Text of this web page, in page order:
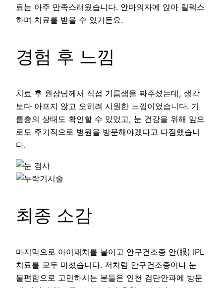
료는 아주 만족스러웠습니다. 안마의자에 앉아 릴렉스
하며 치료를 받을 수 있거든요.
경험 후 느낌
치료 후 원장님께서 직접 기름샘을 짜주셨는데, 생각
보다 아프지 않고 오히려 시원한 느낌이었습니다. 기
름층의 상태도 확인할 수 있었고, 눈 건강을 위해 앞으
로도 주기적으로 병원을 방문해야겠다고 다짐했습니
다.
최종 소감
마지막으로 아이패치를 붙이고 안구건조증 안(眼) IPL
치료를 모두 마쳤습니다. 저처럼 안구건조증이나 눈
불편함으로 고민하시는 분들은 인천 검단안과에 방문